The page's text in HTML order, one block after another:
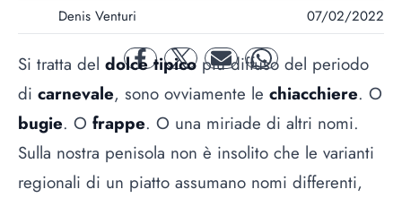
Denis Venturi 07/02/2022
facebooktwitter mail whatsapp
Si tratta del dolce tipicopiù diffuso del periodo
di carnevale, sono ovviamente le chiacchiere. O
bugie. O frappe. O una miriade di altri nomi.
Sulla nostra penisola non è insolito che le varianti
regionali di un piatto assumano nomi differenti,